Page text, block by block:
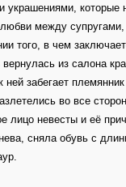
которые
между супругами,
того, в чем
из салона
забегает
во все
лицо невесты и её
сняла обувь с